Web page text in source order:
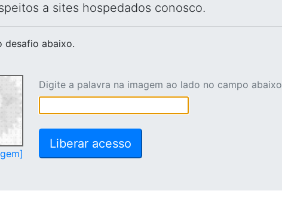
a sites hospedados conosco.
desafio abaixo.
Digite a palavra na imagem ao lado no campo abaixo